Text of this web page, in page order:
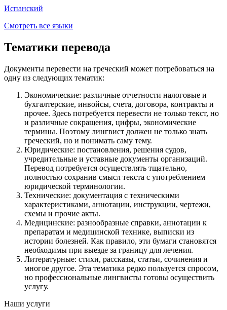
Испанский
Смотреть все языки
Тематики перевода
Документы перевести на греческий может потребоваться на
одну из следующих тематик:
Экономические: различные отчетности налоговые и
бухгалтерские, инвойсы, счета, договора, контракты и
прочее. Здесь потребуется перевести не только текст, но
и различные сокращения, цифры, экономические
термины. Поэтому лингвист должен не только знать
греческий, но и понимать саму тему.
Юридические: постановления, решения судов,
учредительные и уставные документы организаций.
Перевод потребуется осуществлять тщательно,
полностью сохранив смысл текста с употреблением
юридической терминологии.
Технические: документация с техническими
характеристиками, аннотации, инструкции, чертежи,
схемы и прочие акты.
Медицинские: разнообразные справки, аннотации к
препаратам и медицинской технике, выписки из
истории болезней. Как правило, эти бумаги становятся
необходимы при выезде за границу для лечения.
Литературные: стихи, рассказы, статьи, сочинения и
многое другое. Эта тематика редко пользуется спросом,
но профессиональные лингвисты готовы осуществить
услугу.
Наши услуги